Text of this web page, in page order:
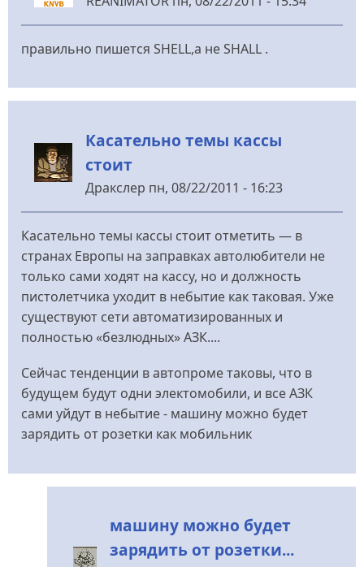
правильно пишется SHELL,а не SHALL .
Касательно темы кассы
стоит
Дракслер пн, 08/22/2011 - 16:23
Касательно темы кассы стоит отметить — в
странах Европы на заправках автолюбители не
только сами ходят на кассу, но и должность
пистолетчика уходит в небытие как таковая. Уже
существуют сети автоматизированных и
полностью «безлюдных» АЗК....
Сейчас тенденции в автопроме таковы, что в
будущем будут одни электомобили, и все АЗК
сами уйдут в небытие - машину можно будет
зарядить от розетки как мобильник
машину можно будет
зарядить от розетки...